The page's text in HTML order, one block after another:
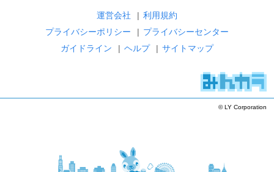
運営会社 | 利用規約
プライバシーポリシー
| プライバシーセンター
ガイドライン
| ヘルプ | サイトマップ
© LY Corporation